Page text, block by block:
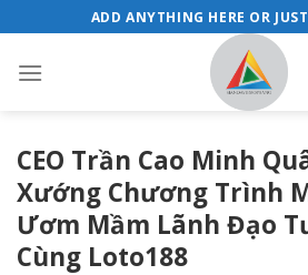
đến
nội
ADD ANYTHING HERE OR
CEO Trần Cao Minh
Xướng Chương Trình
Ươm Mầm Lãnh Đạo
Cùng Loto188